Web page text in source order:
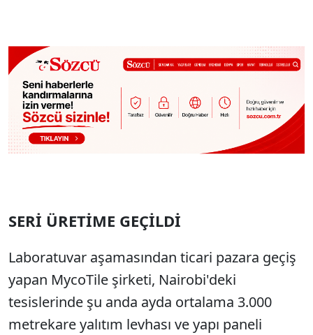
SERİ ÜRETİME GEÇİLDİ
Laboratuvar aşamasından ticari pazara geçiş
yapan MycoTile şirketi, Nairobi'deki
tesislerinde şu anda ayda ortalama 3.000
metrekare yalıtım levhası ve yapı paneli